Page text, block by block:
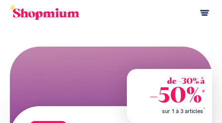
de -30% à
-50%*
sur 1 à 3 articles*